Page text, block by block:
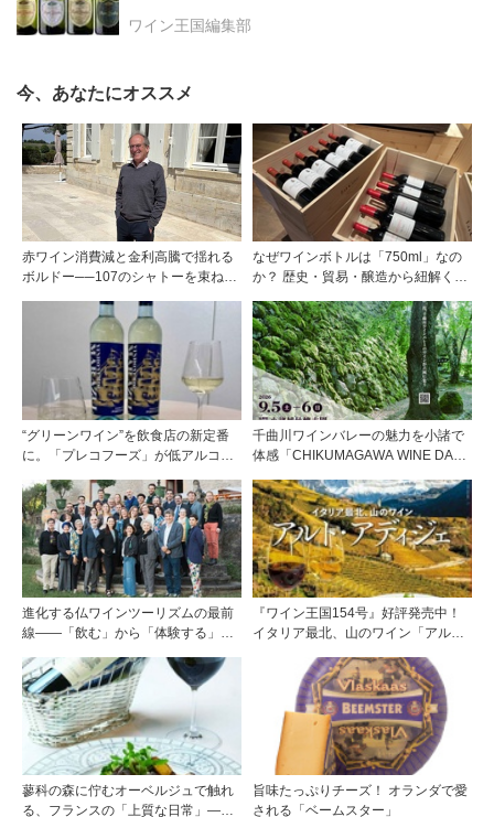
ワイン王国編集部
今、あなたにオススメ
赤ワイン消費減と金利高騰で揺れる
ボルドー──107のシャトーを束ねる
なぜワインボトルは「750ml」なの
か？ 歴史・貿易・醸造から紐解く4
“グリーンワイン”を飲食店の新定番
に。「プレコフーズ」が低アルコー
千曲川ワインバレーの魅力を小諸で
体感「CHIKUMAGAWA WINE DAYS
進化する仏ワインツーリズムの最前
線――「飲む」から「体験する」プ
フランスのドメーヌグループ組織が
描く、五感で深掘りする次世代のテ
ロワール体験
『ワイン王国154号』好評発売中！
イタリア最北、山のワイン「アル
エが偏愛するシャンパーニュ」第二
特集「この夏の主役！ ナチュラルな
ロゼワイン」
蓼科の森に佇むオーベルジュで触れ
る、フランスの「上質な日常」――
旨味たっぷりチーズ！ オランダで愛
される「ベームスター」